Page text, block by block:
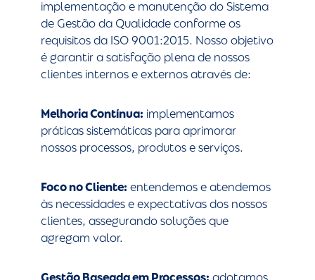
implementação e manutenção do Sistema
de Gestão da Qualidade conforme os
requisitos da ISO 9001:2015. Nosso objetivo
é garantir a satisfação plena de nossos
clientes internos e externos através de:
Melhoria Contínua: implementamos
práticas sistemáticas para aprimorar
nossos processos, produtos e serviços.
Foco no Cliente: entendemos e atendemos
às necessidades e expectativas dos nossos
clientes, assegurando soluções que
agregam valor.